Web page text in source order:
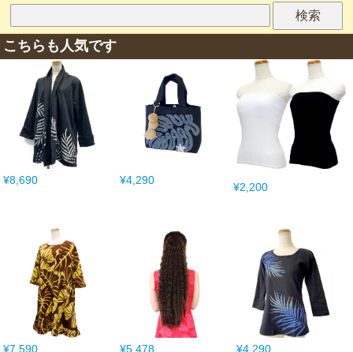
こちらも人気です
¥8,690 ¥4,290
¥2,200
¥7,590 ¥5,478 ¥4,290